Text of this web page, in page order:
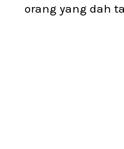
orang yang dah